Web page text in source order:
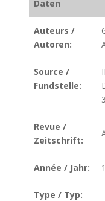
Daten
Auteurs /
Autoren:
Source /
Fundstelle:
Revue /
Zeitschrift:
Année / Jahr:
Type / Typ: